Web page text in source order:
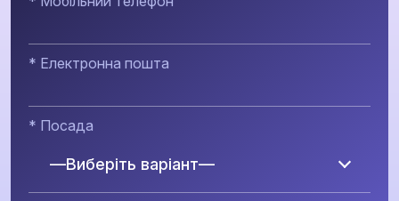
* Електронна пошта
* Посада
—Виберіть варіант—